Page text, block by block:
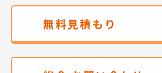
無料見積もり